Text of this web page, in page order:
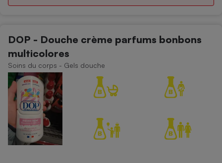
DOP - Douche crème parfums bonbons
multicolores
Soins du corps - Gels douche